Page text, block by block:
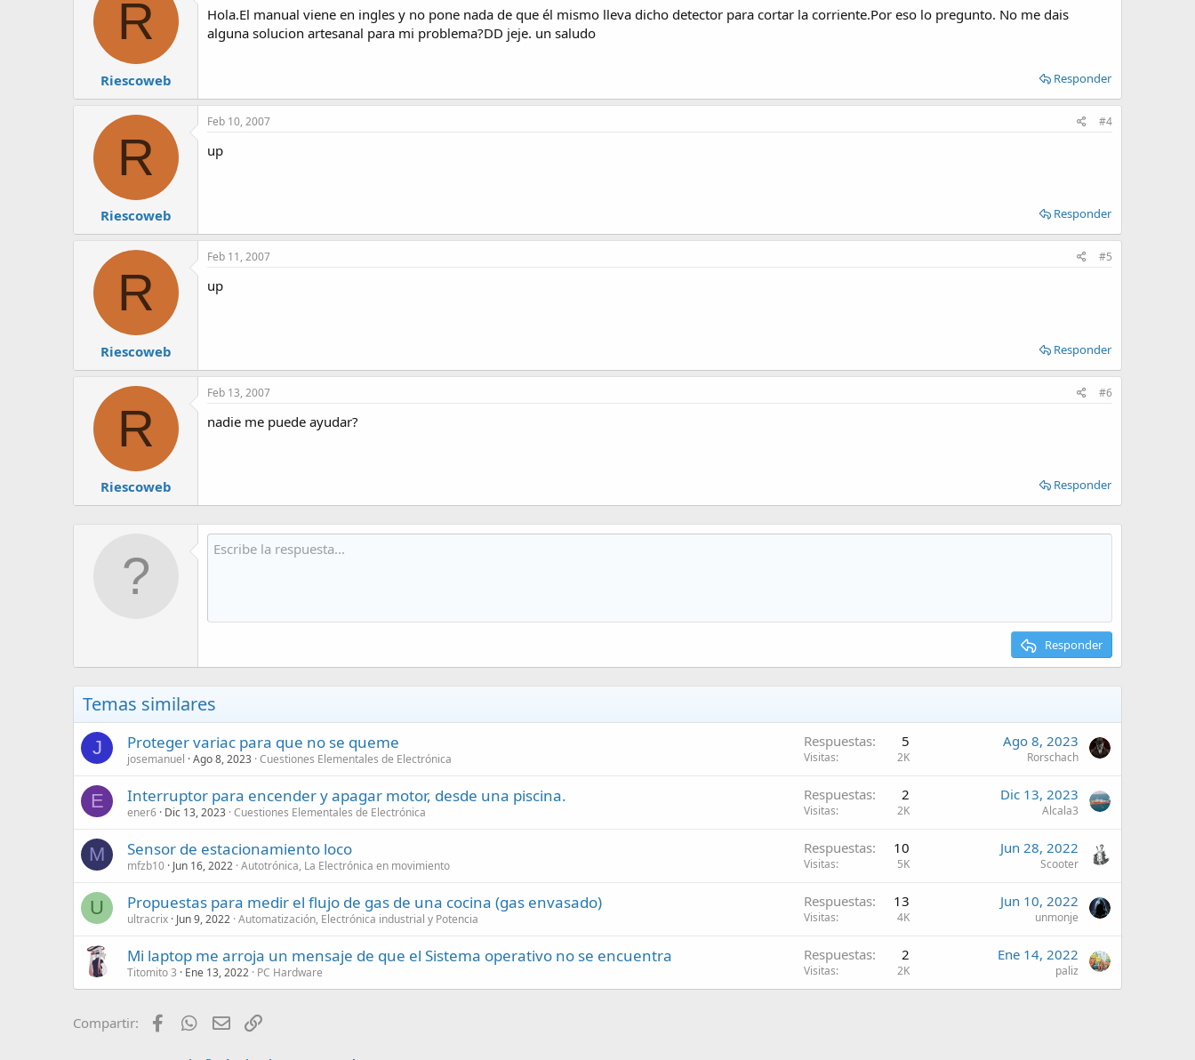
R
Riescoweb
Hola.El manual viene en ingles y no pone nada de que él mismo lleva dicho detector para cortar la corriente.Por eso lo pregunto. No me dais
alguna solucion artesanal para mi problema?DD jeje. un saludo
Responder
R
Riescoweb
Feb 10, 2007 #4
up
Responder
R
Riescoweb
Feb 11, 2007 #5
up
Responder
R
Riescoweb
Feb 13, 2007 #6
nadie me puede ayudar?
Responder
Responder
Temas similares
J Proteger variac para que no se queme
josemanuel Ago 8, 2023 Cuestiones Elementales de Electrónica
Respuestas 5
Visitas 2K
Ago 8, 2023
Rorschach
E Interruptor para encender y apagar motor, desde una piscina.
ener6 Dic 13, 2023 Cuestiones Elementales de Electrónica
Respuestas 2
Visitas 2K
Dic 13, 2023
Alcala3
M Sensor de estacionamiento loco
mfzb10 Jun 16, 2022 Autotrónica, La Electrónica en movimiento
Respuestas 10
Visitas 5K
Jun 28, 2022
Scooter
U Propuestas para medir el flujo de gas de una cocina (gas envasado)
ultracrix Jun 9, 2022 Automatización, Electrónica industrial y Potencia
Respuestas 13
Visitas 4K
Jun 10, 2022
unmonje
Mi laptop me arroja un mensaje de que el Sistema operativo no se encuentra
Titomito 3 Ene 13, 2022 PC Hardware
Respuestas 2
Visitas 2K
Ene 14, 2022
paliz
Compartir: FacebookWhatsApp
Email